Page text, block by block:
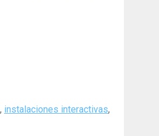
, instalaciones interactivas,